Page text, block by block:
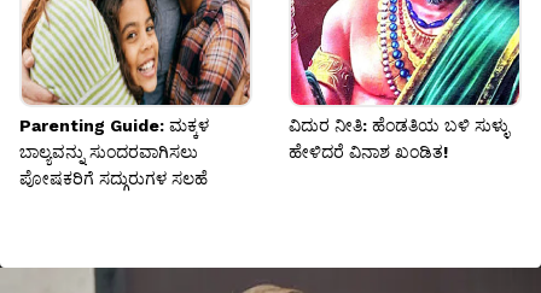
Parenting Guide: ಮಕ್ಕಳ
ಬಾಲ್ಯವನ್ನು ಸುಂದರವಾಗಿಸಲು
ಪೋಷಕರಿಗೆ ಸದ್ಗುರುಗಳ ಸಲಹೆ
ವಿದುರ ನೀತಿ: ಹೆಂಡತಿಯ ಬಳಿ ಸುಳ್ಳು
ಹೇಳಿದರೆ ವಿನಾಶ ಖಂಡಿತ!